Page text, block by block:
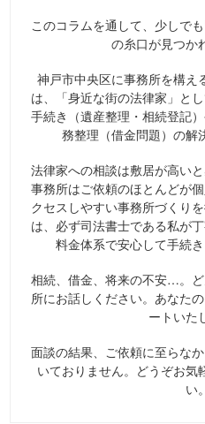
このコラムを通して、少しで
の糸口が見つか
神戸市中央区に事務所を構え
は、「身近な街の法律家」と
手続き（遺産整理・相続登記
務整理（借金問題）の解
法律家への相談は敷居が高い
事務所はご依頼のほとんどが
クセスしやすい事務所づくり
は、必ず司法書士である私が
料金体系で安心して手続
相続、借金、将来の不安…。
所にお話しください。あなた
ートいた
面談の結果、ご依頼に至らな
いておりません。どうぞお気
い。